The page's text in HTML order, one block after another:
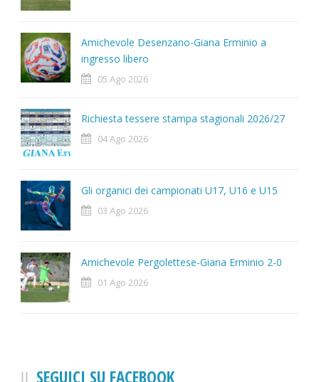
Amichevole Desenzano-Giana Erminio a
ingresso libero
05 Ago 2026
Richiesta tessere stampa stagionali 2026/27
04 Ago 2026
Gli organici dei campionati U17, U16 e U15
03 Ago 2026
Amichevole Pergolettese-Giana Erminio 2-0
01 Ago 2026
SEGUICI SU FACEBOOK